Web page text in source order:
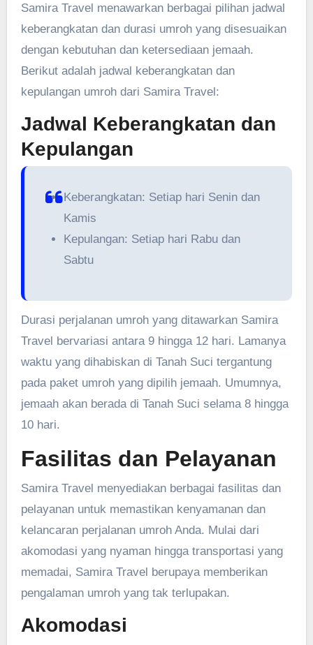
Samira Travel menawarkan berbagai pilihan jadwal
keberangkatan dan durasi umroh yang disesuaikan
dengan kebutuhan dan ketersediaan jemaah.
Berikut adalah jadwal keberangkatan dan
kepulangan umroh dari Samira Travel:
Jadwal Keberangkatan dan
Kepulangan
Keberangkatan: Setiap hari Senin dan
Kamis
Kepulangan: Setiap hari Rabu dan
Sabtu
Durasi perjalanan umroh yang ditawarkan Samira
Travel bervariasi antara 9 hingga 12 hari. Lamanya
waktu yang dihabiskan di Tanah Suci tergantung
pada paket umroh yang dipilih jemaah. Umumnya,
jemaah akan berada di Tanah Suci selama 8 hingga
10 hari.
Fasilitas dan Pelayanan
Samira Travel menyediakan berbagai fasilitas dan
pelayanan untuk memastikan kenyamanan dan
kelancaran perjalanan umroh Anda. Mulai dari
akomodasi yang nyaman hingga transportasi yang
memadai, Samira Travel berupaya memberikan
pengalaman umroh yang tak terlupakan.
Akomodasi